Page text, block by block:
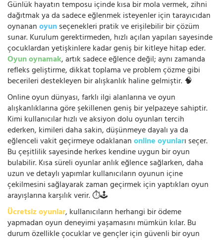
Günlük hayatın temposu içinde kısa bir mola vermek, zihni
dağıtmak ya da sadece eğlenmek isteyenler için tarayıcıdan
oynananoyunseçenekleri pratik ve erişilebilir bir çözüm
sunar. Kurulum gerektirmeden, hızlı açılan yapıları sayesinde
çocuklardan yetişkinlere kadar geniş bir kitleye hitap eder.
Oyun oynamak, artık sadece eğlence değil; aynı zamanda
refleks geliştirme, dikkat toplama ve problem çözme gibi
becerileri destekleyen bir alışkanlık haline gelmiştir. 🧠
Online oyun dünyası, farklı ilgi alanlarına ve oyun
alışkanlıklarına göre şekillenen geniş bir yelpazeye sahiptir.
Kimi kullanıcılar hızlı ve aksiyon dolu oyunları tercih
ederken, kimileri daha sakin, düşünmeye dayalı ya da
eğlenceli vakit geçirmeye odaklananonline oyunları seçer.
Bu çeşitlilik sayesinde herkes kendine uygun bir oyun
bulabilir. Kısa süreli oyunlar anlık eğlence sağlarken, daha
uzun ve detaylı yapımlar kullanıcıların oyunun içine
çekilmesini sağlayarak zaman geçirmek için yaptıkları oyun
arayışlarına karşılık verir. ⏱️🕹️
Ücretsiz oyunlar, kullanıcıların herhangi bir ödeme
yapmadan oyun deneyimi yaşamasını mümkün kılar. Bu
durum özellikle çocuklar ve gençler için güvenli bir oyun